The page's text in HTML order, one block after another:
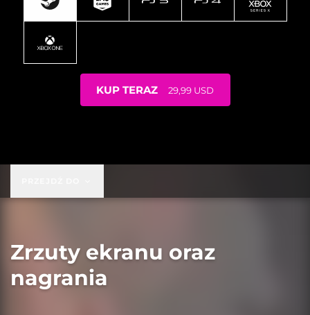
KUP TERAZ 29,99 USD
Zrzuty ekranu oraz
nagrania